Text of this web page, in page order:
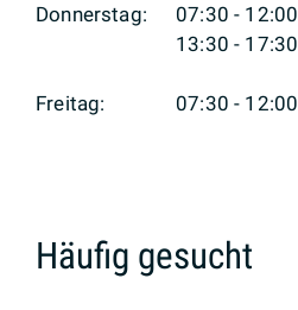
Donnerstag:
07:30 - 12:00
13:30 - 17:30
Freitag: 07:30 - 12:00
Häufig gesucht